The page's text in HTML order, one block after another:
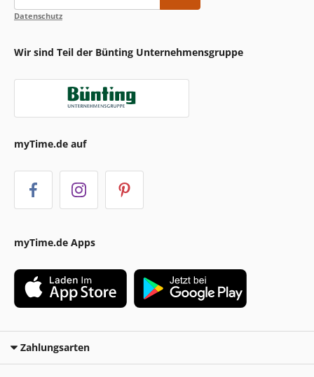
Datenschutz
Wir sind Teil der Bünting Unternehmensgruppe
myTime.de auf
myTime.de Apps
Zahlungsarten